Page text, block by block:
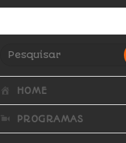
HOME
PROGRAMAS